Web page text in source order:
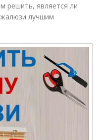
решить, является ли
жалюзи лучшим